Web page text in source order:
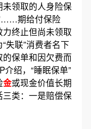
领取的人身险保
期给付保险
终止但尚未领取
失联”消费者名下
的保单和因欠费而
绍，“睡眠保单”
金或现金价值长期
类：一是赔偿保